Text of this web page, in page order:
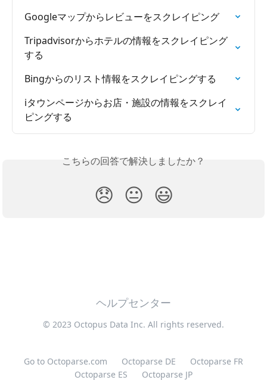
Googleマップからレビューをスクレイピング
Tripadvisorからホテルの情報をスクレイピング
する
Bingからのリスト情報をスクレイピングする
iタウンページからお店・施設の情報をスクレイ
ピングする
こちらの回答で解決しましたか？
😞 😐 😃
ヘルプセンター
© 2023 Octopus Data Inc. All rights reserved.
Go to Octoparse.com Octoparse DE
Octoparse FR
Octoparse ES
Octoparse JP